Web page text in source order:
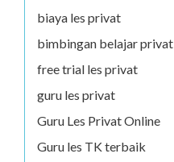
biaya les privat
bimbingan belajar privat
free trial les privat
guru les privat
Guru Les Privat Online
Guru les TK terbaik